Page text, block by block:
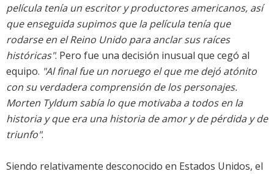
película tenía un escritor y productores americanos, así
que enseguida supimos que la película tenía que
rodarse en el Reino Unido para anclar sus raíces
históricas". Pero fue una decisión inusual que cegó al
equipo. "Al final fue un noruego el que me dejó atónito
con su verdadera comprensión de los personajes.
Morten Tyldum sabía lo que motivaba a todos en la
historia y que era una historia de amor y de pérdida y de
triunfo".
Siendo relativamente desconocido en Estados Unidos, el